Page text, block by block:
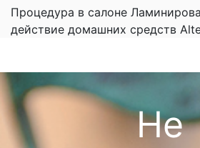
Процедура в салоне
действие домашних средств
Не